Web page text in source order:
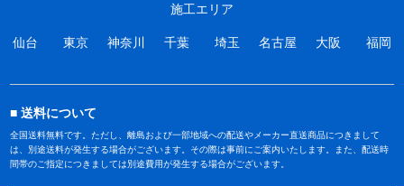
施工エリア
仙台 東京 神奈川 千葉 埼玉 名古屋 大阪 福岡
送料について
全国送料無料です。ただし、離島および一部地域への配送やメーカー直送商品につきまして
は、別途送料が発生する場合がございます。その際は事前にご案内いたします。また、配送時
間帯のご指定につきましては別途費用が発生する場合がございます。